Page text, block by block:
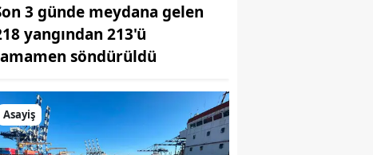
3 günde meydana gelen
yangından 213'ü
söndürüldü
Asayiş